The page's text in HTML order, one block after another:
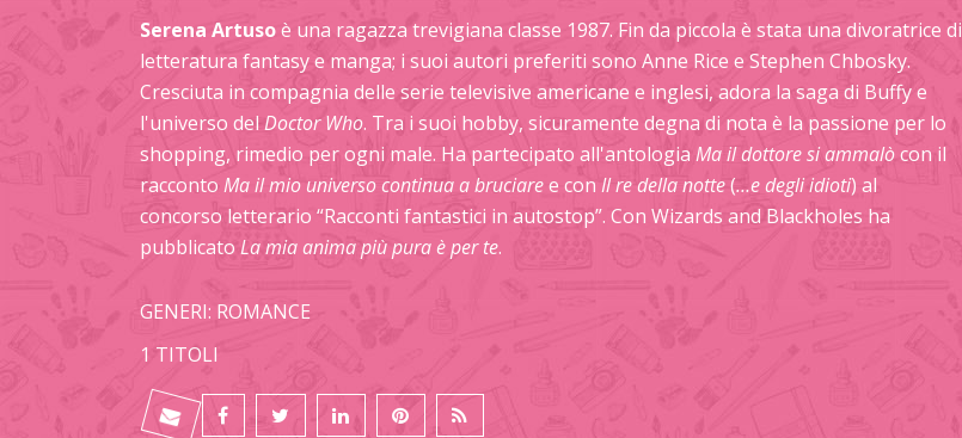
Serena Artusoè una ragazza trevigiana classe 1987. Fin da piccola è stata una divoratrice di
letteratura fantasy e manga; i suoi autori preferiti sono Anne Rice e Stephen Chbosky.
Cresciuta in compagnia delle serie televisive americane e inglesi, adora la saga di Buffy e
l'universo del Doctor Who. Tra i suoi hobby, sicuramente degna di nota è la passione per lo
shopping, rimedio per ogni male. Ha partecipato all'antologiaMa il dottore si ammalòcon il
racconto Ma il mio universo continua a bruciaree con Il re della notte(…e degli idioti) al
concorso letterario “Racconti fantastici in autostop”. Con Wizards and Blackholes ha
pubblicato La mia anima più pura è per te.
GENERI: ROMANCE
1 TITOLI